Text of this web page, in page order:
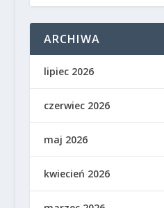
ARCHIWA
lipiec 2026
czerwiec 2026
maj 2026
kwiecień 2026